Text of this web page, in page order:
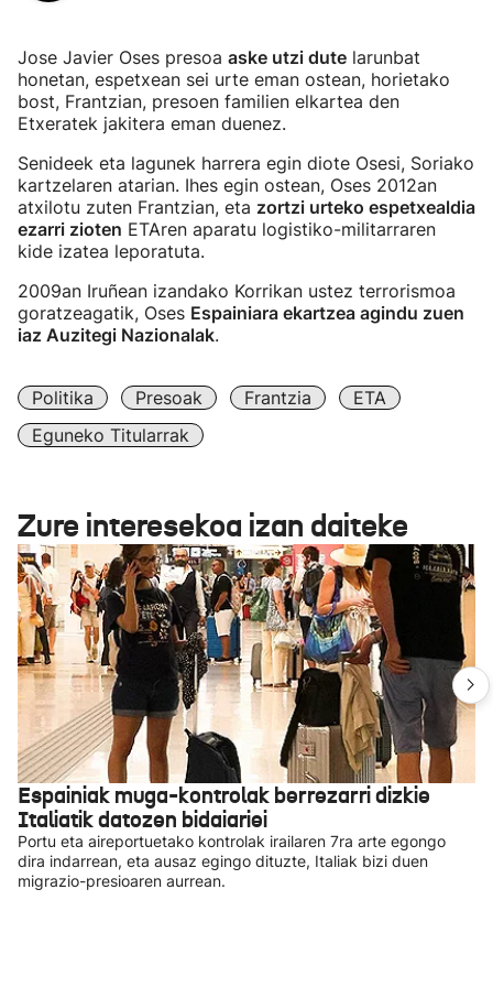
Jose Javier Oses presoa aske utzi dute larunbat
honetan, espetxean sei urte eman ostean, horietako
bost, Frantzian, presoen familien elkartea den
Etxeratek jakitera eman duenez.
Senideek eta lagunek harrera egin diote Osesi, Soriako
kartzelaren atarian. Ihes egin ostean, Oses 2012an
atxilotu zuten Frantzian, eta zortzi urteko espetxealdia
ezarri zioten ETAren aparatu logistiko-militarraren
kide izatea leporatuta.
2009an Iruñean izandako Korrikan ustez terrorismoa
goratzeagatik, Oses Espainiara ekartzea agindu zuen
iaz Auzitegi Nazionalak.
Politika Presoak Frantzia
ETA
Eguneko Titularrak
Zure interesekoa izan daiteke
Espainiak muga-kontrolak berrezarri dizkie
Italiatik datozen bidaiariei
Portu eta aireportuetako kontrolak irailaren 7ra arte egongo
dira indarrean, eta ausaz egingo dituzte, Italiak bizi duen
migrazio-presioaren aurrean.